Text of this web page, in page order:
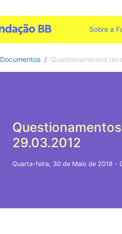
Sobre a
Documentos Questionamentos
29.03.2012
Quarta-feira, 30 de Maio de 2018 -